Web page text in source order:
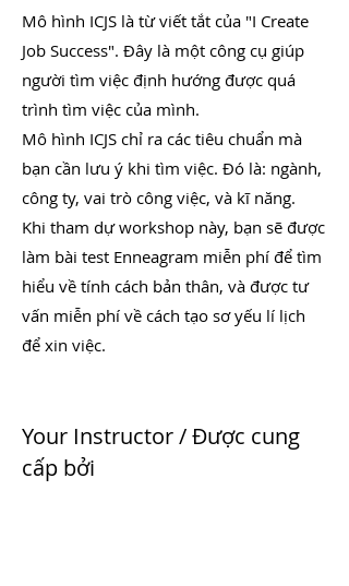
Mô hình ICJS là từ viết tắt của "I Create
Job Success". Đây là một công cụ giúp
người tìm việc định hướng được quá
trình tìm việc của mình.
Mô hình ICJS chỉ ra các tiêu chuẩn mà
bạn cần lưu ý khi tìm việc. Đó là: ngành,
công ty, vai trò công việc, và kĩ năng.
Khi tham dự workshop này, bạn sẽ được
làm bài test Enneagram miễn phí để tìm
hiểu về tính cách bản thân, và được tư
vấn miễn phí về cách tạo sơ yếu lí lịch
để xin việc.
Your Instructor / Được cung
cấp bởi